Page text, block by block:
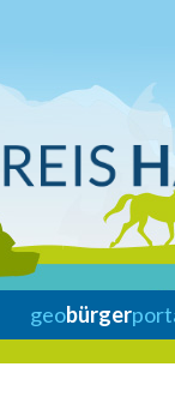
geobürger